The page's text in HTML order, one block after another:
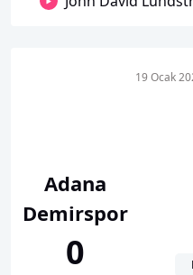
Adana
Demirspor
0
19 Ocak